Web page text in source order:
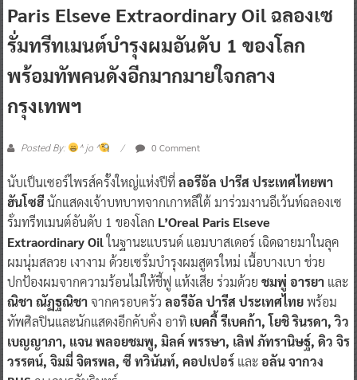
Paris Elseve Extraordinary Oil ฉลองเซ
รั่มทรีทเมนต์บำรุงผมอันดับ 1 ของโลก
พร้อมทัพคนดังอีกมากมายใจกลาง
กรุงเทพฯ
Posted By: ^ jo ^ 0 Comment
นับเป็นเซอร์ไพรส์ครั้งใหญ่แห่งปีที่ลอรีอัล ปารีส ประเทศไทยพา
ฮันโซฮีนักแสดงเจ้าบทบาทจากเกาหลีใต้ มาร่วมงานอีเว้นท์ฉลองเซ
รั่มทรีทเมนต์อันดับ 1 ของโลก L’Oreal Paris Elseve
Extraordinary Oilในฐานะแบรนด์ แอมบาสเดอร์ เฉิดฉายมาในลุค
ผมนุ่มสลวย เงางาม ด้วยเซรั่มบำรุงผมสูตรใหม่ เนื้อบางเบา ช่วย
ปกป้องผมจากความร้อนไม่ให้ชี้ฟู แห้งเสีย ร่วมด้วย ชมพู่ อารยา และ
ณิชา ณัฏฐณิชาจากครอบครัว ลอรีอัล ปารีส ประเทศไทยพร้อม
ทัพศิลปินและนักแสดงอีกคับคั่ง อาทิ เบคกี้ รีเบคก้า, โยชิ รินรดา, วิว
เบญญาภา, แจน พลอยชมพู, มิลค์ พรรษา, เลิฟ ภัทรานิษฐ์, ดิว จิร
วรรตน์, จิมมี่ จิตรพล, ซี ทวินันท์, คอปเปอร์ และอลัน จากวง